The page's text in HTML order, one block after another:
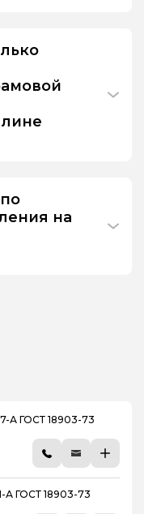
на
А ГОСТ 18903-73
А ГОСТ 18903-73